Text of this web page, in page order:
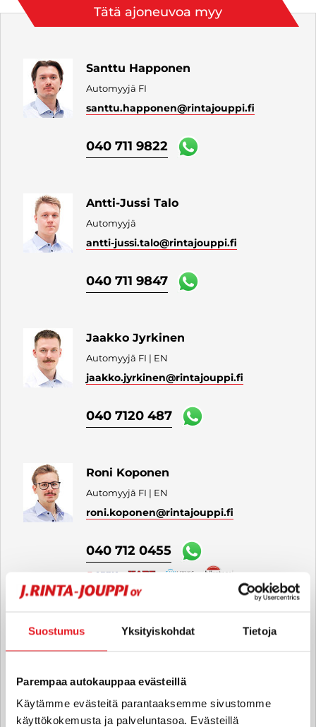
Suostumus Yksityiskohdat Tietoja
Parempaa autokauppaa evästeillä
Käytämme evästeitä parantaaksemme sivustomme
käyttökokemusta ja palveluntasoa. Evästeillä
Tätä ajoneuvoa myy
Santtu Happonen
Automyyjä FI
santtu.happonen@rintajouppi.fi
040 711 9822
Antti-Jussi Talo
Automyyjä
antti-jussi.talo@rintajouppi.fi
040 711 9847
Jaakko Jyrkinen
Automyyjä FI | EN
jaakko.jyrkinen@rintajouppi.fi
040 7120 487
Roni Koponen
Automyyjä FI | EN
roni.koponen@rintajouppi.fi
040 712 0455
Sami Mikkanen
Automyyjä, hyötyajoneuvot FI | EN
040 7119 827